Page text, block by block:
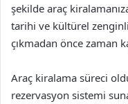
şekilde araç
tarihi ve kültürel
çıkmadan önce zaman
Araç kiralama süreci
rezervasyon sistemi